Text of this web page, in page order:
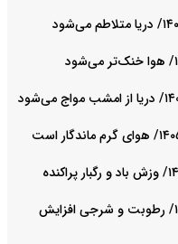
پیش بینی هوای بوشهر فردا ۱۶ مرداد ۱۴۰۵/ رطوبت و شرجی افزایش